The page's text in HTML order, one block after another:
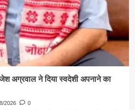
अग्रवाल ने दिया स्वदेशी अपनाने का
2026 0